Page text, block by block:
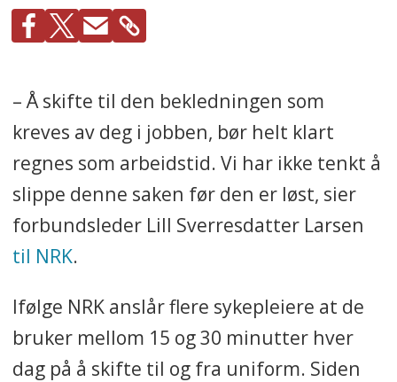
– Å skifte til den bekledningen som
kreves av deg i jobben, bør helt klart
regnes som arbeidstid. Vi har ikke tenkt å
slippe denne saken før den er løst, sier
forbundsleder Lill Sverresdatter Larsen
til NRK.
Ifølge NRK anslår flere sykepleiere at de
bruker mellom 15 og 30 minutter hver
dag på å skifte til og fra uniform. Siden